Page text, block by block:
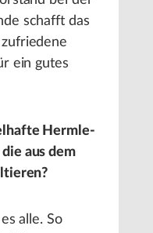
schafft das
ein gutes
Hermle-
aus dem
alle. So